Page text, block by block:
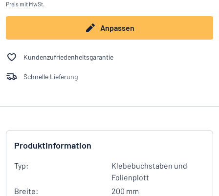
Preis mit MwSt.
Anpassen
Kundenzufriedenheitsgarantie
Schnelle Lieferung
Produktinformation
Typ:
Klebebuchstaben und
Folienplott
Breite:
200 mm